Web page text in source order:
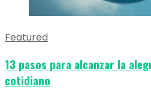
Featured
13 pasos para alcanzar la
cotidiano